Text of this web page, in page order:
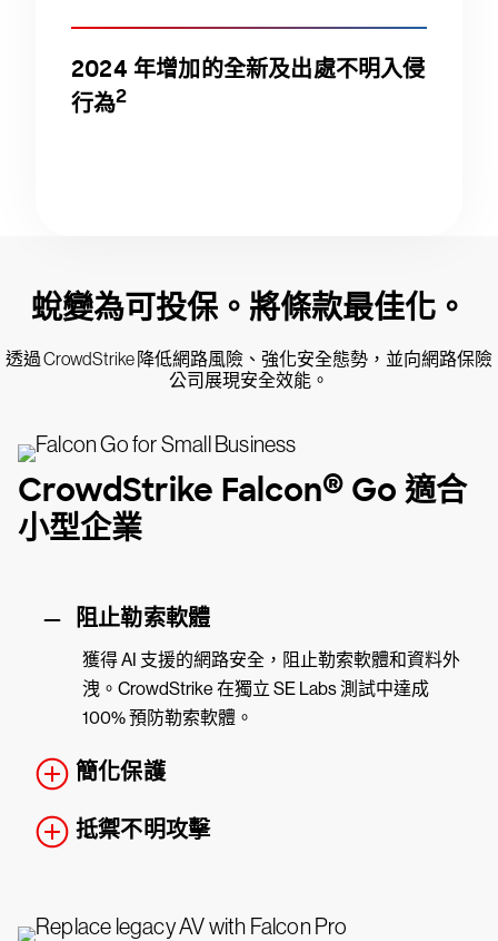
2024 年增加的全新及出處不明入侵
行為2
蛻變為可投保。將條款最佳化。
透過 CrowdStrike 降低網路風險、強化安全態勢，並向網路保險
公司展現安全效能。
CrowdStrike Falcon® Go 適合
小型企業
阻止勒索軟體
獲得 AI 支援的網路安全，阻止勒索軟體和資料外
洩。CrowdStrike 在獨立 SE Labs 測試中達成
100% 預防勒索軟體。
簡化保護
抵禦不明攻擊